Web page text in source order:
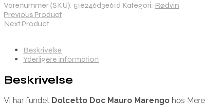
Varenummer (SKU): 51e246d3e61d Kategori: Rødvin
Previous Product
Next Product
Beskrivelse
Yderligere information
Beskrivelse
Vi har fundet Dolcetto Doc Mauro Marengo hos Mere